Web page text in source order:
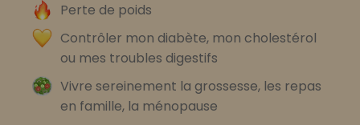
Perte de poids
Contrôler mon diabète, mon cholestérol
ou mes troubles digestifs
Vivre sereinement la grossesse, les repas
en famille, la ménopause